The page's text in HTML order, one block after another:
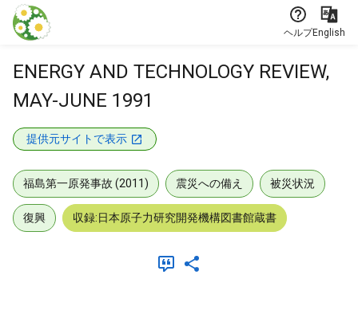
本文に飛ぶ
ヘルプEnglish
ENERGY AND TECHNOLOGY REVIEW,
MAY-JUNE 1991
提供元サイトで表示
福島第一原発事故 (2011) 震災への備え 被災状況
復興 収録:日本原子力研究開発機構図書館蔵書